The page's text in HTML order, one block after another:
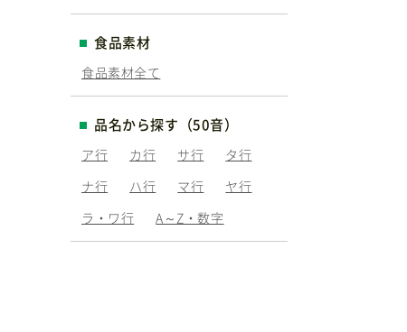
食品素材
食品素材全て
品名から探す（50音）
ア行 カ行 サ行
タ行
ナ行
ハ行 マ行
ヤ行
ラ・ワ行
A～Z・数字